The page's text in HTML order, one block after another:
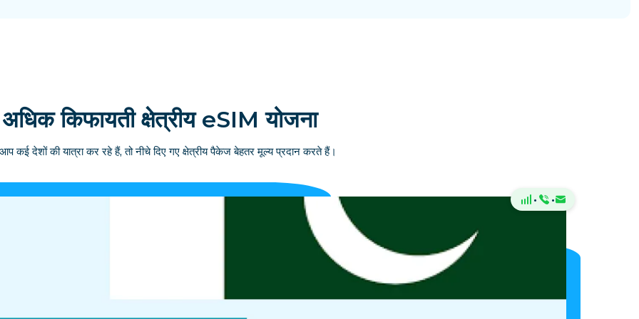
अधिक किफायती क्षेत्रीय eSIM योजना
कई देशों की यात्रा कर रहे हैं, तो नीचे दिए गए क्षेत्रीय पैकेज बेहतर मूल्य प्रदान करते हैं।
· ·